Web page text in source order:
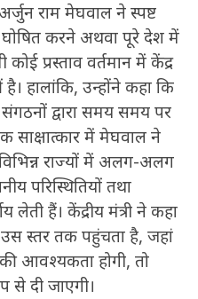
राम मेघवाल ने स्पष्ट
घोषित करने अथवा पूरे देश में
प्रस्ताव वर्तमान में केंद्र
हालांकि, उन्होंने कहा कि
द्वारा समय समय पर
साक्षात्कार में मेघवाल ने
राज्यों में अलग-अलग
परिस्थितियों तथा
हैं। केंद्रीय मंत्री ने कहा
उस स्तर तक पहुंचता है, जहां
आवश्यकता होगी, तो
से दी जाएगी।